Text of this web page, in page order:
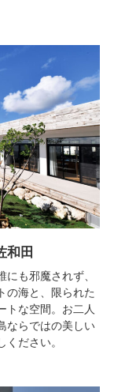
和田
も邪魔されず、
の海と、限られた
トな空間。お二人
ならではの美しい
ださい。